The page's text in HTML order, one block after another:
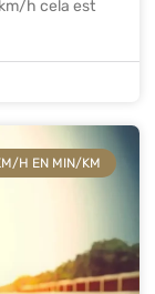
h cela est
H EN MIN/KM